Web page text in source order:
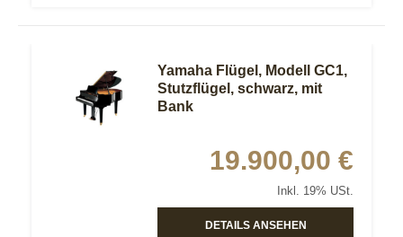
Yamaha Flügel, Modell GC1,
Stutzflügel, schwarz, mit
Bank
19.900,00 €
Inkl. 19% USt.
DETAILS ANSEHEN